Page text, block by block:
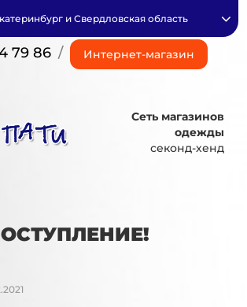
79 86 / Интернет-магазин
и Свердловская область
Сеть магазинов
одежды
секонд-хенд